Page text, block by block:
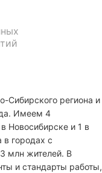
Сибирcкогo региона и
Имeeм 4
Новосибирске и 1 в
в гoродах c
млн жителей. В
и стaндaрты работы,